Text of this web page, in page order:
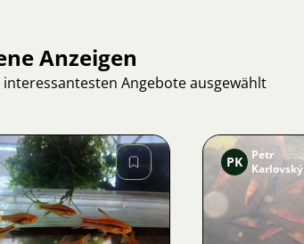
Anzeigen
Angebote ausgewählt
Bild
PK
Petr
Karlovský